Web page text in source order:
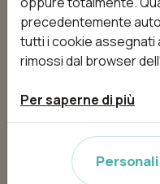
BARBA
da 25,00 €
Consiste nella
caldi, a seguire
funzione alla
applicazione di
specifici.
precedentemente
tutti i cookie assegnati
rimossi dal browser
Per saperne di più